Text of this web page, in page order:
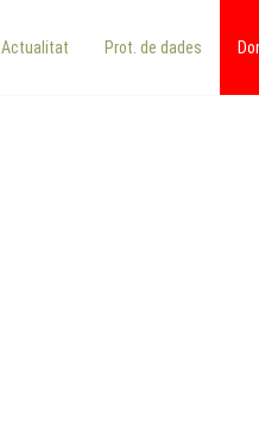
Actualitat Prot. de dades